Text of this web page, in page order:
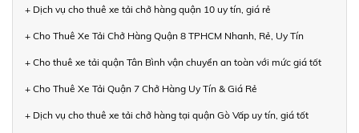
+ Dịch vụ cho thuê xe tải chở hàng quận 10 uy tín, giá rẻ
+ Cho Thuê Xe Tải Chở Hàng Quận 8 TPHCM Nhanh, Rẻ, Uy Tín
+ Cho thuê xe tải quận Tân Bình vận chuyển an toàn với mức giá tốt
+ Cho Thuê Xe Tải Quận 7 Chở Hàng Uy Tín & Giá Rẻ
+ Dịch vụ cho thuê xe tải chở hàng tại quận Gò Vấp uy tín, giá tốt